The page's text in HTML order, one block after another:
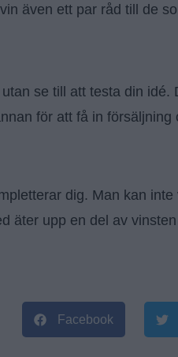
även ett par råd till de
se till att testa din
för att få in
dig. Man kan inte
äter upp en del av
Facebook